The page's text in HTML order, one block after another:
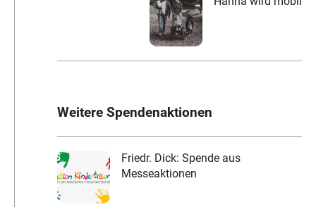
Weitere Spendenaktionen
Friedr. Dick: Spende aus
Messeaktionen